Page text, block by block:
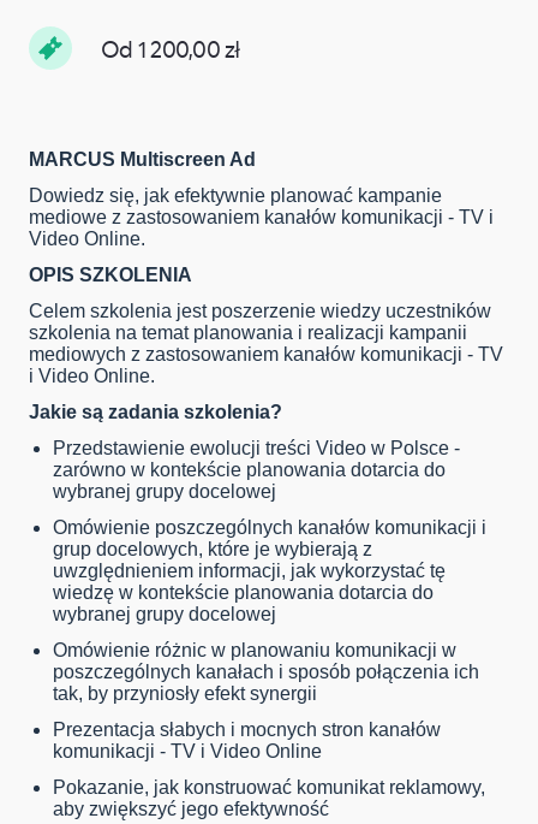
Od 1 200,00 zł
MARCUS Multiscreen Ad
Dowiedz się, jak efektywnie planować kampanie
mediowe z zastosowaniem kanałów komunikacji - TV i
Video Online.
OPIS SZKOLENIA
Celem szkolenia jest poszerzenie wiedzy uczestników
szkolenia na temat planowania i realizacji kampanii
mediowych z zastosowaniem kanałów komunikacji - TV
i Video Online.
Jakie są zadania szkolenia?
Przedstawienie ewolucji treści Video w Polsce -
zarówno w kontekście planowania dotarcia do
wybranej grupy docelowej
Omówienie poszczególnych kanałów komunikacji i
grup docelowych, które je wybierają z
uwzględnieniem informacji, jak wykorzystać tę
wiedzę w kontekście planowania dotarcia do
wybranej grupy docelowej
Omówienie różnic w planowaniu komunikacji w
poszczególnych kanałach i sposób połączenia ich
tak, by przyniosły efekt synergii
Prezentacja słabych i mocnych stron kanałów
komunikacji - TV i Video Online
Pokazanie, jak konstruować komunikat reklamowy,
aby zwiększyć jego efektywność